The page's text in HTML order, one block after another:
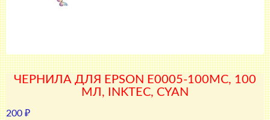
ЧЕРНИЛА ДЛЯ EPSON E0005-100MC, 100
МЛ, INKTEC, CYAN
200 ₽